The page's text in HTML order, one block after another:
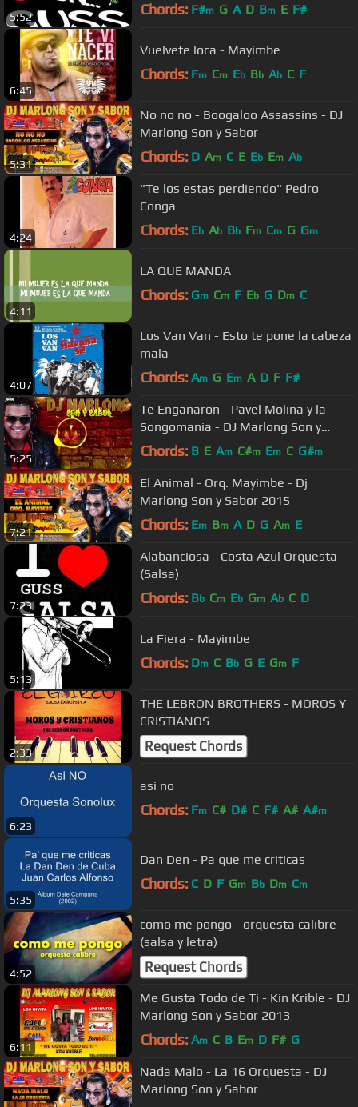
5:52 Chords: F#m G A D Bm E F#
6:45
Vuelvete loca - Mayimbe
Chords: Fm Cm Eb Bb Ab C F
5:31
No no no - Boogaloo Assassins - DJ
Marlong Son y Sabor
Chords: D Am C E Eb Em Ab
4:24
"Te los estas perdiendo" Pedro
Conga
Chords: Eb Ab Bb Fm Cm G Gm
4:11
LA QUE MANDA
Chords: Gm Cm F Eb G Dm C
4:07
Los Van Van - Esto te pone la cabeza
mala
Chords: Am G Em A D F F#
5:25
Te Engañaron - Pavel Molina y la
Songomania - DJ Marlong Son y
Sabor 2017
Chords: B E Am C#m Em C G#m
7:21
El Animal - Orq. Mayimbe - Dj
Marlong Son y Sabor 2015
Chords: Em Bm A D G Am E
7:23
Alabanciosa - Costa Azul Orquesta
(Salsa)
Chords: Bb Cm Eb Gm Ab C D
5:13
La Fiera - Mayimbe
Chords: Dm C Bb G E Gm F
2:33
THE LEBRON BROTHERS - MOROS Y
CRISTIANOS
Request Chords
6:23
asi no
Chords: Fm C# D# C F# A# A#m
5:35
Dan Den - Pa que me criticas
Chords: C D F Gm Bb Dm Cm
4:52
como me pongo - orquesta calibre
(salsa y letra)
Request Chords
6:11
Me Gusta Todo de Ti - Kin Krible - DJ
Marlong Son y Sabor 2013
Chords: Am C B Em D F# G
Nada Malo - La 16 Orquesta - DJ
Marlong Son y Sabor